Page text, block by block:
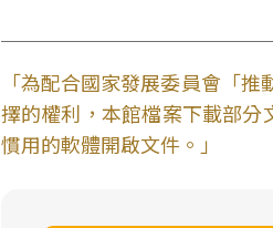
「為配合國家發展委員會「
擇的權利，本館檔案下載部分
慣用的軟體開啟文件。」